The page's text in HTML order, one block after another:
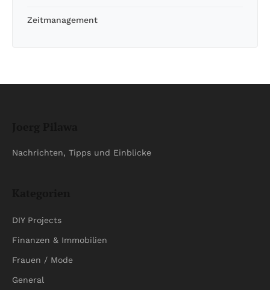
Zeitmanagement
Nachrichten, Tipps und Einblicke
DIY Projects
Finanzen & Immobilien
Frauen / Mode
General